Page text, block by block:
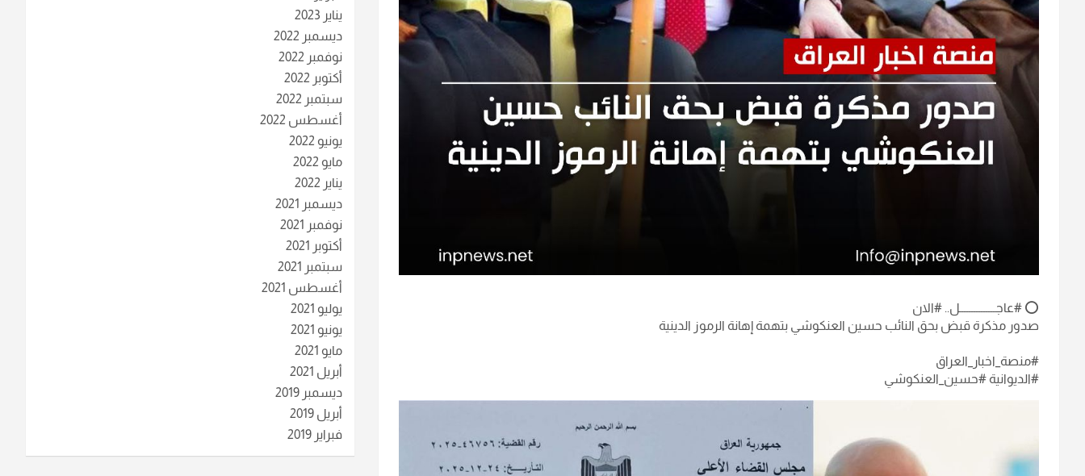
⭕ #عاجـــــــــــــــل.. #الان
صدور مذكرة قبض بحق النائب حسين العنكوشي بتهمة إهانة الرموز الدينية
#منصة_اخبار_العراق
#الديوانية #حسين_العنكوشي
يناير 2023
ديسمبر 2022
نوفمبر 2022
أكتوبر 2022
سبتمبر 2022
أغسطس 2022
يونيو 2022
مايو 2022
يناير 2022
ديسمبر 2021
نوفمبر 2021
أكتوبر 2021
سبتمبر 2021
أغسطس 2021
يوليو 2021
يونيو 2021
مايو 2021
أبريل 2021
ديسمبر 2019
أبريل 2019
فبراير 2019